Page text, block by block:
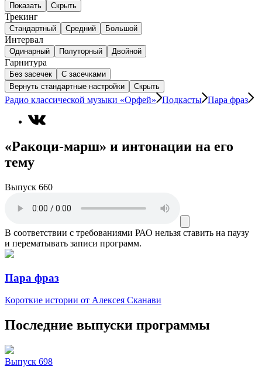
Показать Скрыть
Трекинг
Стандартный Средний Большой
Интервал
Одинарный Полуторный Двойной
Гарнитура
Без засечек
С засечками
Вернуть стандартные настройки
Скрыть
Радио классической музыки «Орфей» Подкасты Пара фраз
«Ракоци-марш» и интонации на его
тему
Выпуск 660
В соответствии с требованиями РАО нельзя ставить на паузу
и перематывать записи программ.
Пара фраз
Короткие истории от Алексея Сканави
Последние выпуски программы
Выпуск 698